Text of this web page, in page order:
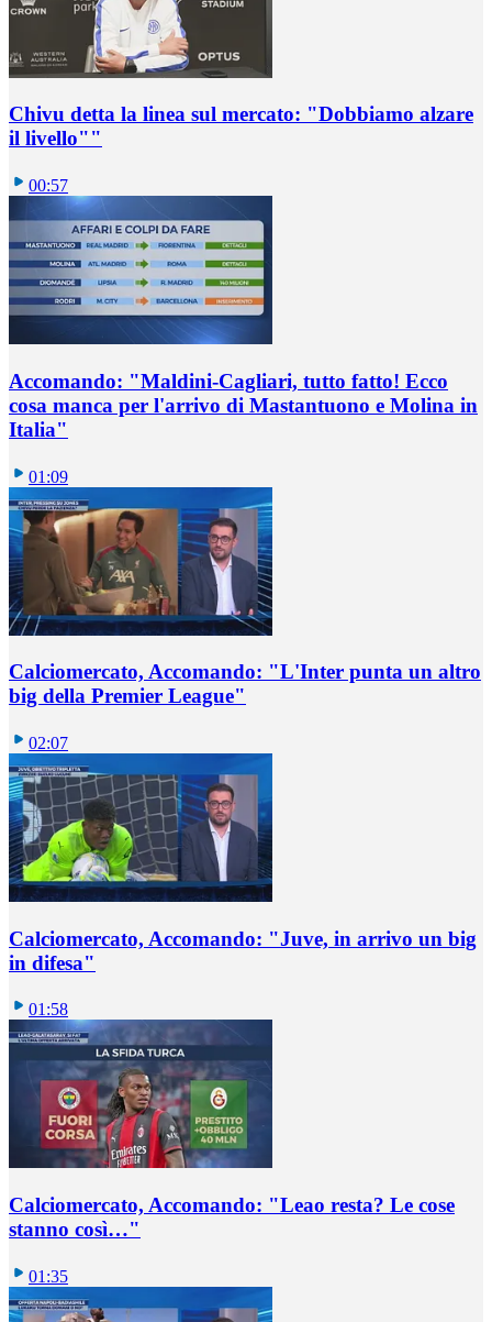
Chivu detta la linea sul mercato: "Dobbiamo alzare
il livello""
00:57
Accomando: "Maldini-Cagliari, tutto fatto! Ecco
cosa manca per l'arrivo di Mastantuono e Molina in
Italia"
01:09
Calciomercato, Accomando: "L'Inter punta un altro
big della Premier League"
02:07
Calciomercato, Accomando: "Juve, in arrivo un big
in difesa"
01:58
Calciomercato, Accomando: "Leao resta? Le cose
stanno così…"
01:35